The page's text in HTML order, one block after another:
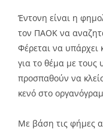
Έντονη είναι η
τον ΠΑΟΚ να
Φέρεται να υπάρχει
για το θέμα με
προσπαθούν να
κενό στο
Με βάση τις φήμες